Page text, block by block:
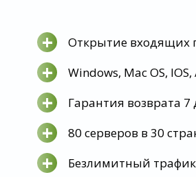
+ Открытие входящих
+ Windows, Mac OS,
+ Гарантия возврата 7
+ 80 серверов в 30
+ Безлимитный трафик